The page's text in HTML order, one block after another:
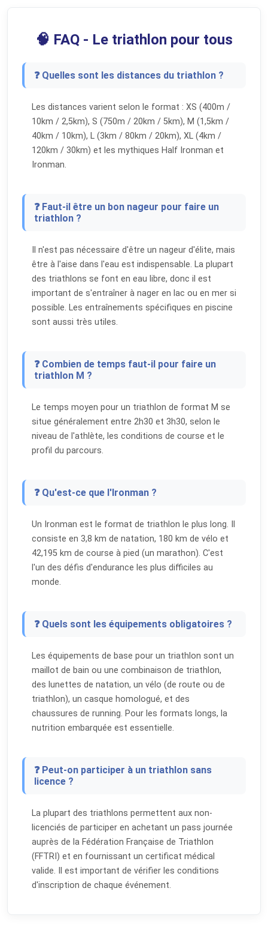
🧠 FAQ - Le triathlon pour tous
❓ Quelles sont les distances du triathlon ?
Les distances varient selon le format : XS (400m /
10km / 2,5km), S (750m / 20km / 5km), M (1,5km /
40km / 10km), L (3km / 80km / 20km), XL (4km /
120km / 30km) et les mythiques Half Ironman et
Ironman.
❓ Faut-il être un bon nageur pour faire un
triathlon ?
Il n'est pas nécessaire d'être un nageur d'élite, mais
être à l'aise dans l'eau est indispensable. La plupart
des triathlons se font en eau libre, donc il est
important de s'entraîner à nager en lac ou en mer si
possible. Les entraînements spécifiques en piscine
sont aussi très utiles.
❓ Combien de temps faut-il pour faire un
triathlon M ?
Le temps moyen pour un triathlon de format M se
situe généralement entre 2h30 et 3h30, selon le
niveau de l'athlète, les conditions de course et le
profil du parcours.
❓ Qu'est-ce que l'Ironman ?
Un Ironman est le format de triathlon le plus long. Il
consiste en 3,8 km de natation, 180 km de vélo et
42,195 km de course à pied (un marathon). C'est
l'un des défis d'endurance les plus difficiles au
monde.
❓ Quels sont les équipements obligatoires ?
Les équipements de base pour un triathlon sont un
maillot de bain ou une combinaison de triathlon,
des lunettes de natation, un vélo (de route ou de
triathlon), un casque homologué, et des
chaussures de running. Pour les formats longs, la
nutrition embarquée est essentielle.
❓ Peut-on participer à un triathlon sans
licence ?
La plupart des triathlons permettent aux non-
licenciés de participer en achetant un pass journée
auprès de la Fédération Française de Triathlon
(FFTRI) et en fournissant un certificat médical
valide. Il est important de vérifier les conditions
d'inscription de chaque événement.